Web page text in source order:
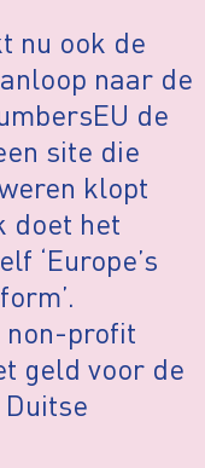
nu ook de
naar de
de
site die
klopt
doet het
‘Europe’s
non-profit
geld voor de